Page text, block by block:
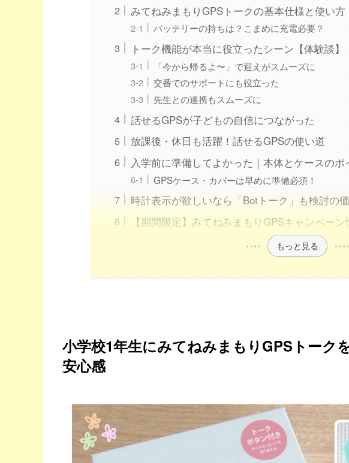
みてねみまもりGPSトークの基本仕様と使い方
バッテリーの持ちは？こまめに充電必要？
トーク機能が本当に役立ったシーン【体験談】
「今から帰るよ〜」で迎えがスムーズに
交番でのサポートにも役立った
先生との連携もスムーズに
話せるGPSが子どもの自信につながった
放課後・休日も活躍！話せるGPSの使い道
入学前に準備してよかった｜本体とケースのポ
GPSケース・カバーは早めに準備必須！
時計表示が欲しいなら「Botトーク」も検討の
【期間限定】みてねみまもりGPSキャンペーン
もっと見る
小学校1年生にみてねみまもりGPSトーク
安心感